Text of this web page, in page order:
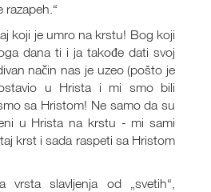
koji je umro na krstu! Bog koji
dana ti i ja takođe dati svoj
način nas je uzeo (pošto je
u Hrista i mi smo bili
sa Hristom! Ne samo da su
u Hrista na krstu - mi sami
krst i sada raspeti sa Hristom
vrsta slavljenja od „svetih“,